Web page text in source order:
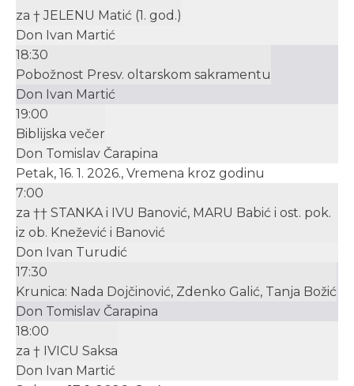
za † JELENU Matić (1. god.)
Don Ivan Martić
18:30
Pobožnost Presv. oltarskom sakramentu
Don Ivan Martić
19:00
Biblijska večer
Don Tomislav Čarapina
Petak, 16. 1. 2026., Vremena kroz godinu
7:00
za †† STANKA i IVU Banović, MARU Babić i ost. pok.
iz ob. Knežević i Banović
Don Ivan Turudić
17:30
Krunica: Nada Dojčinović, Zdenko Galić, Tanja Božić
Don Tomislav Čarapina
18:00
za † IVICU Saksa
Don Ivan Martić